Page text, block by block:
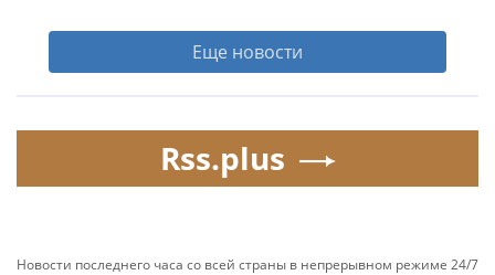
Еще новости
Rss.plus
Новости последнего часа со всей страны в непрерывном режиме 24/7